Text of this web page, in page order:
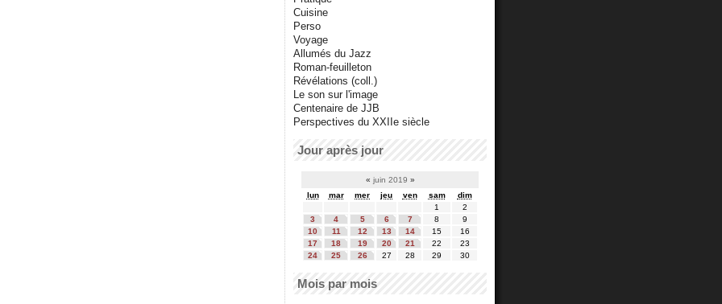
Cuisine
Perso
Voyage
Allumés du Jazz
Roman-feuilleton
Révélations (coll.)
Le son sur l'image
Centenaire de JJB
Perspectives du XXIIe siècle
Jour après jour
« juin 2019 »
lun
mar mer jeu ven sam
dim
1
2
3
4 5 6 7 8
9
10
11 12 13 14 15
16
17
18 19 20 21 22
23
24
25 26 27 28 29 30
Mois par mois